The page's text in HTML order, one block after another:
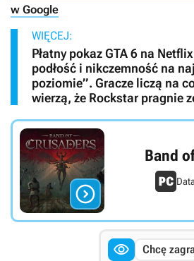
w Google
WIĘCEJ:
Płatny pokaz GTA 6 na
podłość i nikczemność na
poziomie”. Gracze liczą na
wierzą, że Rockstar pragnie

Band
 Chcę